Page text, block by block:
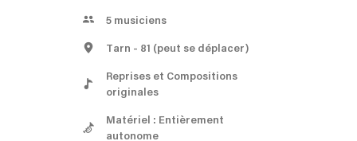
5 musiciens
Tarn - 81 (peut se déplacer)
Reprises et Compositions
originales
Matériel : Entièrement
autonome